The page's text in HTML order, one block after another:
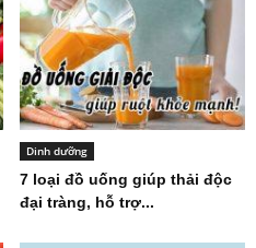
Dinh dưỡng
7 loại đồ uống giúp thải độc
đại tràng, hỗ trợ...